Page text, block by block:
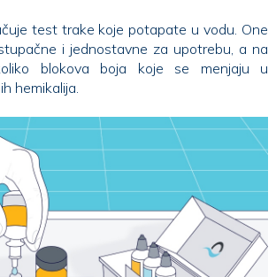
test trake koje potapate u vodu. One
i jednostavne za upotrebu, a na
blokova boja koje se menjaju u
hemikalija.